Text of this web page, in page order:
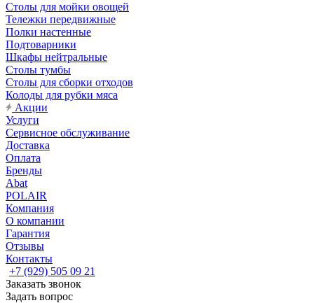
Столы для мойки овощей
Тележки передвижные
Полки настенные
Подтоварники
Шкафы нейтральные
Столы тумбы
Столы для сборки отходов
Колоды для рубки мяса
Акции
Услуги
Сервисное обслуживание
Доставка
Оплата
Бренды
Abat
POLAIR
Компания
О компании
Гарантия
Отзывы
Контакты
+7 (929) 505 09 21
Заказать звонок
Задать вопрос